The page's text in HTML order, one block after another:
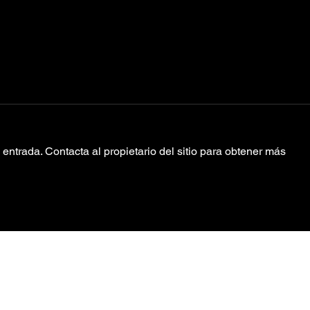
colaboración de
Contacta al propietario del sitio para obtener más